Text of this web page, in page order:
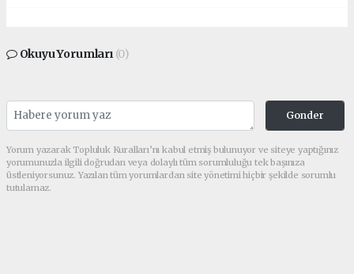
Okuyu Yorumları (0)
Gonder
Yorum yazarak Topluluk Kuralları’nı kabul etmiş bulunuyor ve siteye yaptığınız
yorumunuzla ilgili doğrudan veya dolaylı tüm sorumluluğu tek başınıza
üstleniyorsunuz. Yazılan tüm yorumlardan site yönetimi hiçbir şekilde sorumlu
tutulamaz.